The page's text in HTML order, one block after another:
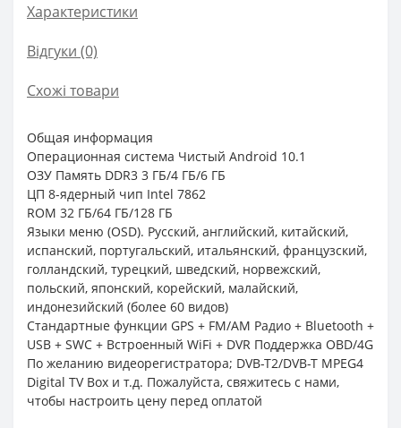
Характеристики
Відгуки (0)
Схожі товари
Общая информация
Операционная система Чистый Android 10.1
ОЗУ Память DDR3 3 ГБ/4 ГБ/6 ГБ
ЦП 8-ядерный чип Intel 7862
ROM 32 ГБ/64 ГБ/128 ГБ
Языки меню (OSD). Русский, английский, китайский,
испанский, португальский, итальянский, французский,
голландский, турецкий, шведский, норвежский,
польский, японский, корейский, малайский,
индонезийский (более 60 видов)
Стандартные функции GPS + FM/AM Радио + Bluetooth +
USB + SWC + Встроенный WiFi + DVR Поддержка OBD/4G
По желанию видеорегистратора; DVB-T2/DVB-T MPEG4
Digital TV Box и т.д. Пожалуйста, свяжитесь с нами,
чтобы настроить цену перед оплатой